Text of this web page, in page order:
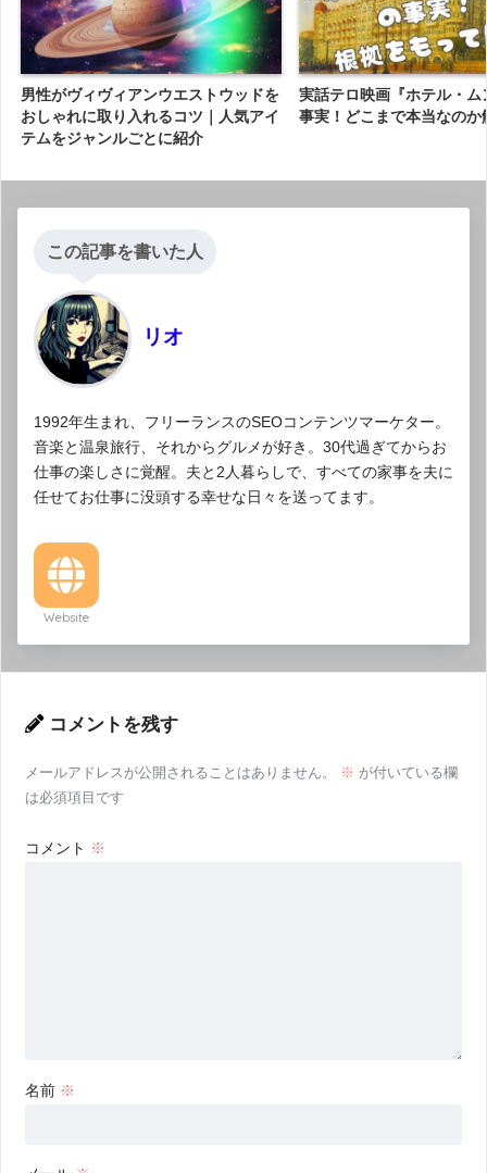
男性がヴィヴィアンウエストウッドを
おしゃれに取り入れるコツ｜人気アイ
テムをジャンルごとに紹介
実話テロ映画『ホテル・ム
事実！どこまで本当なのか
この記事を書いた人
リオ
1992年生まれ、フリーランスのSEOコンテンツマーケター。
音楽と温泉旅行、それからグルメが好き。30代過ぎてからお
仕事の楽しさに覚醒。夫と2人暮らしで、すべての家事を夫に
任せてお仕事に没頭する幸せな日々を送ってます。
Website
コメントを残す
メールアドレスが公開されることはありません。 ※ が付いている欄
は必須項目です
コメント ※
名前 ※